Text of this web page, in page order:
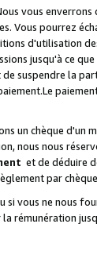
vous
Vous pourrez
d'utilisation
jusqu'à ce
suspendre la
un chèque d'un
nous nous
et de déduire
par
si vous ne nous
rémunération